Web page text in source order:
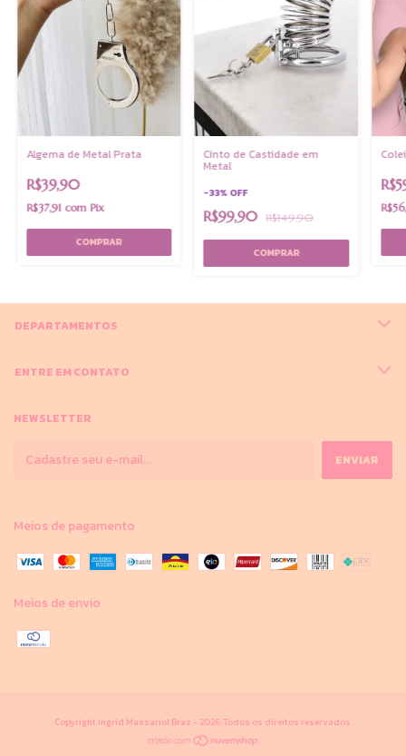
Algema de Metal Prata
R$39,90
R$37,91 com Pix
Cinto de Castidade em
Metal
-33% OFF
R$99,90 R$149,90
DEPARTAMENTOS
ENTRE EM CONTATO
NEWSLETTER
Meios de pagamento
Meios de envio
Copyright Ingrid Massariol Braz - 2026. Todos os direitos reservados.